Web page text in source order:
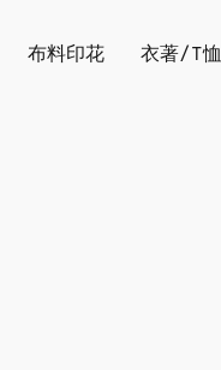
布料印花 衣著/T恤